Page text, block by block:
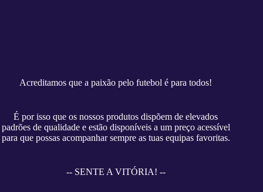
Acreditamos que a paixão pelo futebol é para todos!
É por isso que os nossos produtos dispõem de elevados
padrões de qualidade e estão disponíveis a um preço acessível
para que possas acompanhar sempre as tuas equipas favoritas.
-- SENTE A VITÓRIA! --